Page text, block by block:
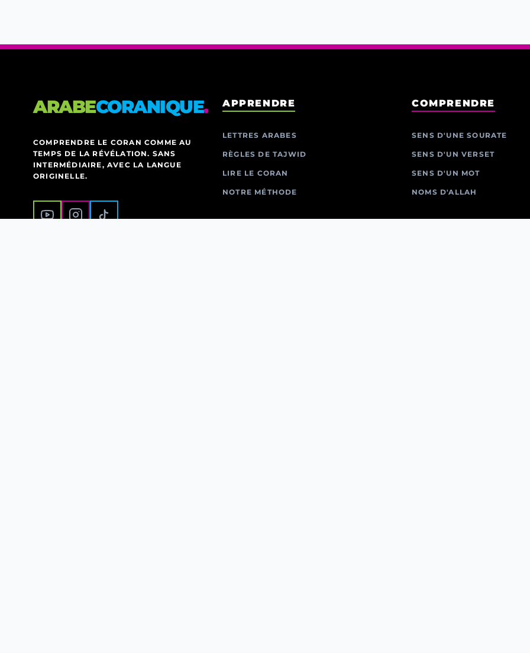
ARABECORANIQUE.
COMPRENDRE LE CORAN COMME AU
TEMPS DE LA RÉVÉLATION. SANS
INTERMÉDIAIRE, AVEC LA LANGUE
ORIGINELLE.
APPRENDRE
LETTRES ARABES
RÈGLES DE TAJWID
LIRE LE CORAN
NOTRE MÉTHODE
COMPRENDRE
SENS D'UNE SOURATE
SENS D'UN VERSET
SENS D'UN MOT
NOMS D'ALLAH